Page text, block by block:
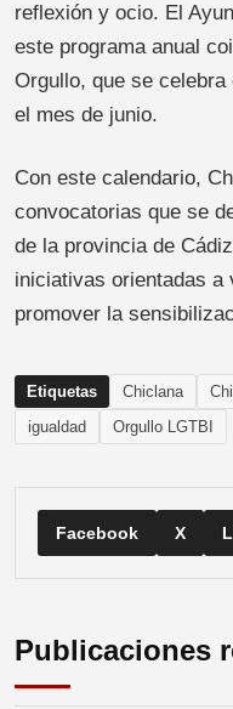
reflexión y ocio. El
este programa anual
Orgullo, que se
el mes de junio.
Con este calendario,
convocatorias que se
de la provincia de
iniciativas orientadas
promover la
Etiquetas Chiclana
igualdad
Orgullo LGTBI
Facebook X
Publicaciones